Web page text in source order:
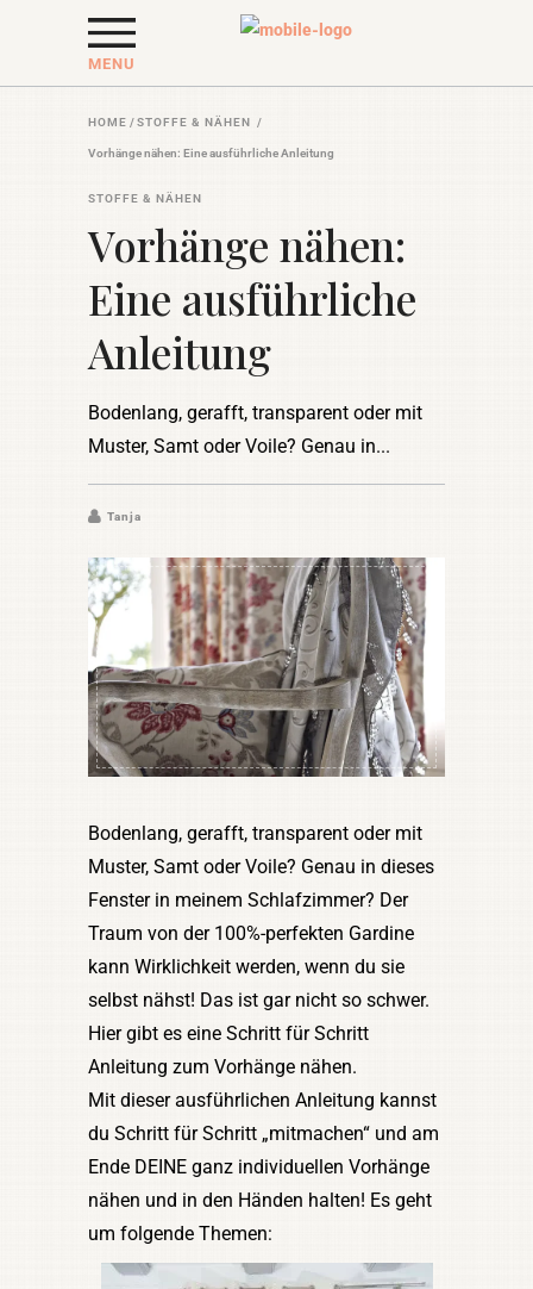
MENU
HOME /STOFFE & NÄHEN /
Vorhänge nähen: Eine ausführliche Anleitung
STOFFE & NÄHEN
Vorhänge nähen:
Eine ausführliche
Anleitung
Bodenlang, gerafft, transparent oder mit
Muster, Samt oder Voile? Genau in
Tanja
Bodenlang, gerafft, transparent oder mit
Muster, Samt oder Voile? Genau in dieses
Fenster in meinem Schlafzimmer? Der
Traum von der 100%-perfekten Gardine
kann Wirklichkeit werden, wenn du sie
selbst nähst! Das ist gar nicht so schwer.
Hier gibt es eine Schritt für Schritt
Anleitung zum Vorhänge nähen.
Mit dieser ausführlichen Anleitung kannst
du Schritt für Schritt „mitmachen“ und am
Ende DEINE ganz individuellen Vorhänge
nähen und in den Händen halten! Es geht
um folgende Themen: